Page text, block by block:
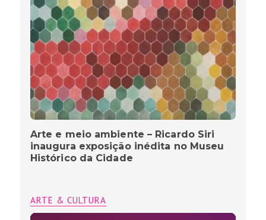
Arte e meio ambiente – Ricardo Siri
inaugura exposição inédita no Museu
Histórico da Cidade
ARTE & CULTURA